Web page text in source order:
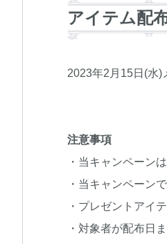
アイテム配
2023年2月15日(水)
注意事項
・当キャンペーン
・当キャンペーン
・プレゼントアイ
・対象者が配布日